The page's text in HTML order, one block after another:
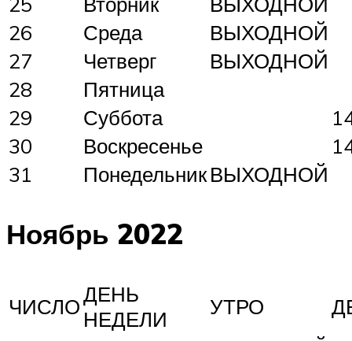
26
Среда
ВЫХОДНОЙ
27
Четверг
ВЫХОДНОЙ
28
Пятница
29
Суббота
30
Воскресенье
31
ПонедельникВЫХОДНОЙ
Ноябрь 2022
ЧИСЛОДЕНЬ
НЕДЕЛИ
УТРО